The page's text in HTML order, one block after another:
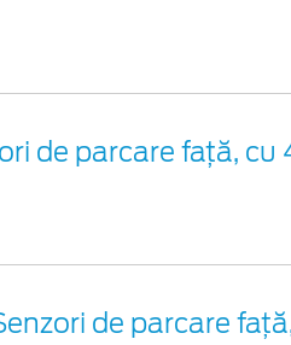
de parcare față, cu
de parcare